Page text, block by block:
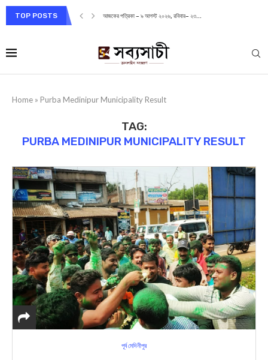
TOP POSTS আজকের পত্রিকা – ৯ আগস্ট ২০২৬, রবিবার– ২৩...
Home » Purba Medinipur Municipality Result
TAG:
PURBA MEDINIPUR MUNICIPALITY RESULT
পূর্ব মেদিনীপুর